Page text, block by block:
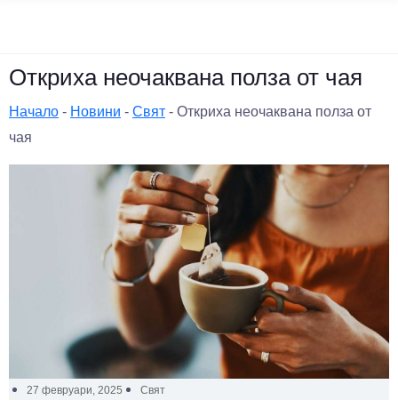
Откриха неочаквана полза от чая
Начало - Новини - Свят - Откриха неочаквана полза от
чая
27 февруари, 2025 Свят